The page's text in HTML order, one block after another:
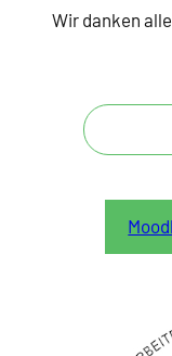
Wir danken